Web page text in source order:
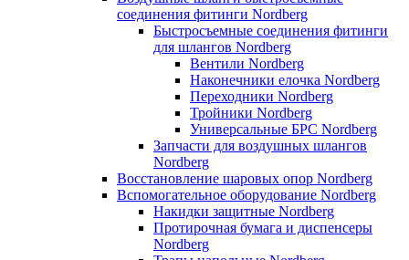
соединения фитинги Nordberg
Быстросъемные соединения фитинги
для шлангов Nordberg
Вентили Nordberg
Наконечники елочка Nordberg
Переходники Nordberg
Тройники Nordberg
Универсальные БРС Nordberg
Запчасти для воздушных шлангов
Nordberg
Восстановление шаровых опор Nordberg
Вспомогательное оборудование Nordberg
Накидки защитные Nordberg
Протирочная бумага и диспенсеры
Nordberg